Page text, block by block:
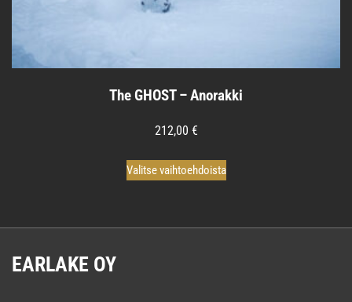
The GHOST – Anorakki
212,00 €
Valitse vaihtoehdoista
Tällä
tuotteella
EARLAKE OY